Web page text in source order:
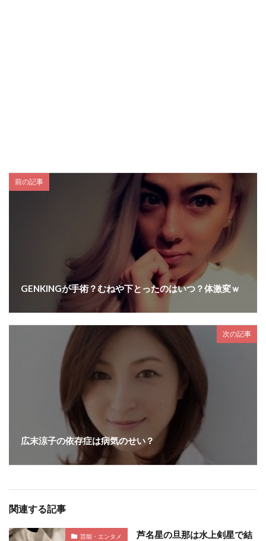
前の記事
GENKINGが手術？むねや下とったのはいつ？体激変ｗ
次の記事
広末涼子の依存症は病気のせい？
関連する記事
芸能・エンタメ
芦名星の旦那は水上剣星で結